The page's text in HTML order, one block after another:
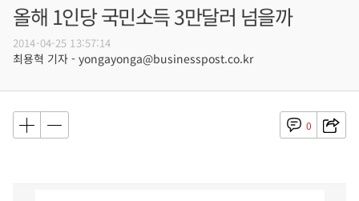
올해 1인당 국민소득 3만달러 넘을까
2014-04-25 13:57:14
최용혁 기자 - yongayonga@businesspost.co.kr
0